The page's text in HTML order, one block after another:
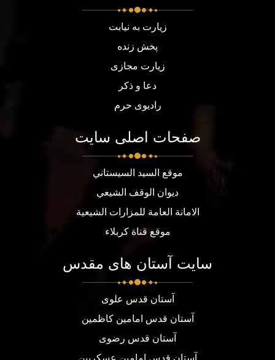
زیارت به نیابت
پخش زنده
زیارت مجازی
دعا و ذکر
رادیوی حرم
صفحات اصلی سایت
موقع السيد السيستاني
ديوان الوقف الشيعي
الامانة العامة للمزارات الشيعية
موقع قناة كربلاء
سایت آستان های مقدس
آستان قدس علوی
آستان قدس امامین کاظمین
آستان قدس رضوی
آستان قدس امامین عسکریین